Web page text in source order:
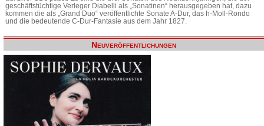
geschäftstüchtige Verleger Diabelli als „Sonatinen“ herausgegeben hat, dazu
kommen die als „Grand Duo“ veröffentlichte Sonate A-Dur, das h-Moll-Rondo
und die bedeutende C-Dur-Fantasie aus dem Jahr 1827.
Neuveröffentlichungen